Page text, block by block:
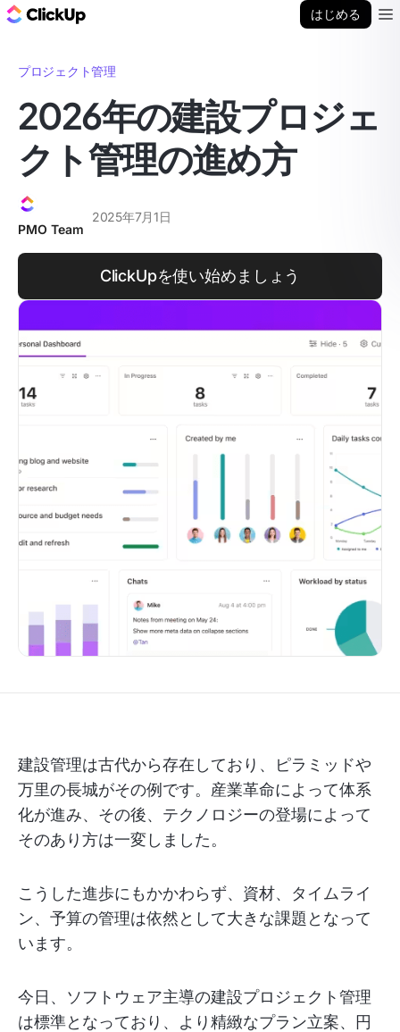
はじめる
プロジェクト管理
2026年の建設プロジェ
クト管理の進め方
PMO Team
2025年7月1日
ClickUpを使い始めましょう
建設管理は古代から存在しており、ピラミッドや
万里の長城がその例です。産業革命によって体系
化が進み、その後、テクノロジーの登場によって
そのあり方は一変しました。
こうした進歩にもかかわらず、資材、タイムライ
ン、予算の管理は依然として大きな課題となって
います。
今日、ソフトウェア主導の建設プロジェクト管理
は標準となっており、より精緻なプラン立案、円